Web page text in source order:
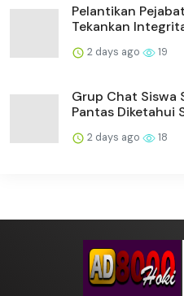
Pelantikan
Tekankan
2 days ago 19
Grup Chat Siswa
Pantas Diketahui
2 days ago 18